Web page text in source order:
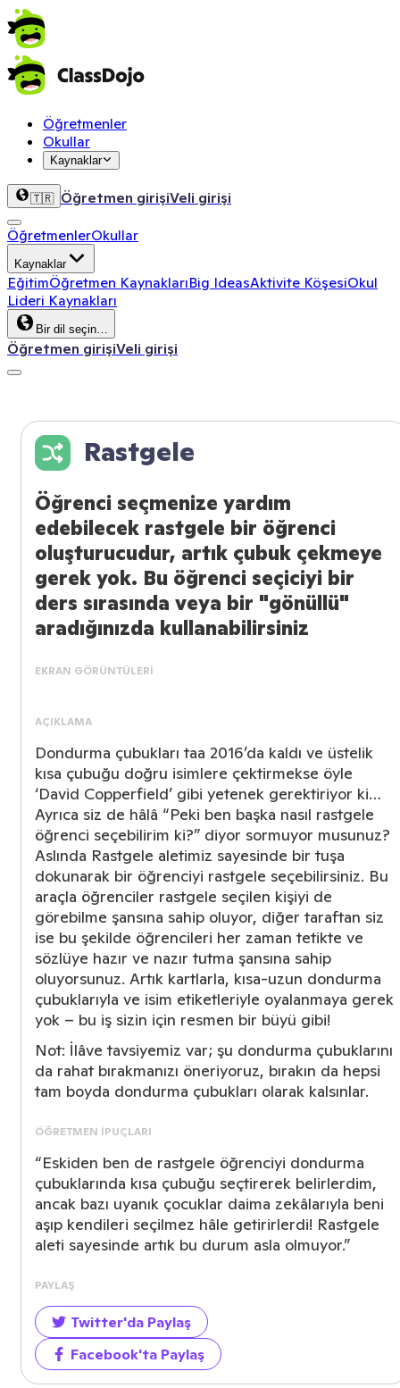
Öğretmenler
Okullar
Kaynaklar
🇹🇷 Öğretmen girişiVeli girişi
ÖğretmenlerOkullar
Kaynaklar
EğitimÖğretmen KaynaklarıBig IdeasAktivite KöşesiOkul
Lideri Kaynakları
Bir dil seçin…
Öğretmen girişiVeli girişi
Rastgele
Öğrenci seçmenize yardım
edebilecek rastgele bir öğrenci
oluşturucudur, artık çubuk çekmeye
gerek yok. Bu öğrenci seçiciyi bir
ders sırasında veya bir "gönüllü"
aradığınızda kullanabilirsiniz
EKRAN GÖRÜNTÜLERI
AÇIKLAMA
Dondurma çubukları taa 2016’da kaldı ve üstelik
kısa çubuğu doğru isimlere çektirmekse öyle
‘David Copperfield’ gibi yetenek gerektiriyor ki…
Ayrıca siz de hâlâ “Peki ben başka nasıl rastgele
öğrenci seçebilirim ki?” diyor sormuyor musunuz?
Aslında Rastgele aletimiz sayesinde bir tuşa
dokunarak bir öğrenciyi rastgele seçebilirsiniz. Bu
araçla öğrenciler rastgele seçilen kişiyi de
görebilme şansına sahip oluyor, diğer taraftan siz
ise bu şekilde öğrencileri her zaman tetikte ve
sözlüye hazır ve nazır tutma şansına sahip
oluyorsunuz. Artık kartlarla, kısa-uzun dondurma
çubuklarıyla ve isim etiketleriyle oyalanmaya gerek
yok – bu iş sizin için resmen bir büyü gibi!
Not: İlâve tavsiyemiz var; şu dondurma çubuklarını
da rahat bırakmanızı öneriyoruz, bırakın da hepsi
tam boyda dondurma çubukları olarak kalsınlar.
ÖĞRETMEN İPUÇLARI
“Eskiden ben de rastgele öğrenciyi dondurma
çubuklarında kısa çubuğu seçtirerek belirlerdim,
ancak bazı uyanık çocuklar daima zekâlarıyla beni
aşıp kendileri seçilmez hâle getirirlerdi! Rastgele
aleti sayesinde artık bu durum asla olmuyor.”
PAYLAŞ
Twitter'da Paylaş
Facebook'ta Paylaş